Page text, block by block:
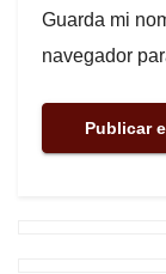
Guarda mi
navegador